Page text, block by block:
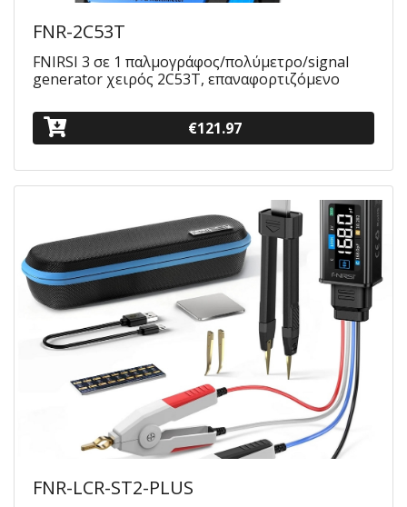
FNR-2C53T
FNIRSI 3 σε 1 παλμογράφος/πολύμετρο/signal
generator χειρός 2C53T, επαναφορτιζόμενο
€121.97
FNR-LCR-ST2-PLUS